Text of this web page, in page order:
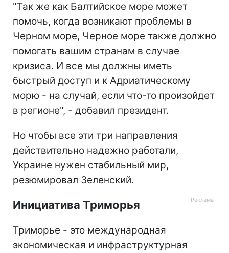
"Так же как Балтийское море может
помочь, когда возникают проблемы в
Черном море, Черное море также должно
помогать вашим странам в случае
кризиса. И все мы должны иметь
быстрый доступ и к Адриатическому
морю - на случай, если что-то произойдет
в регионе", - добавил президент.
Но чтобы все эти три направления
действительно надежно работали,
Украине нужен стабильный мир,
резюмировал Зеленский.
Инициатива Триморья
Триморье - это международная
экономическая и инфраструктурная